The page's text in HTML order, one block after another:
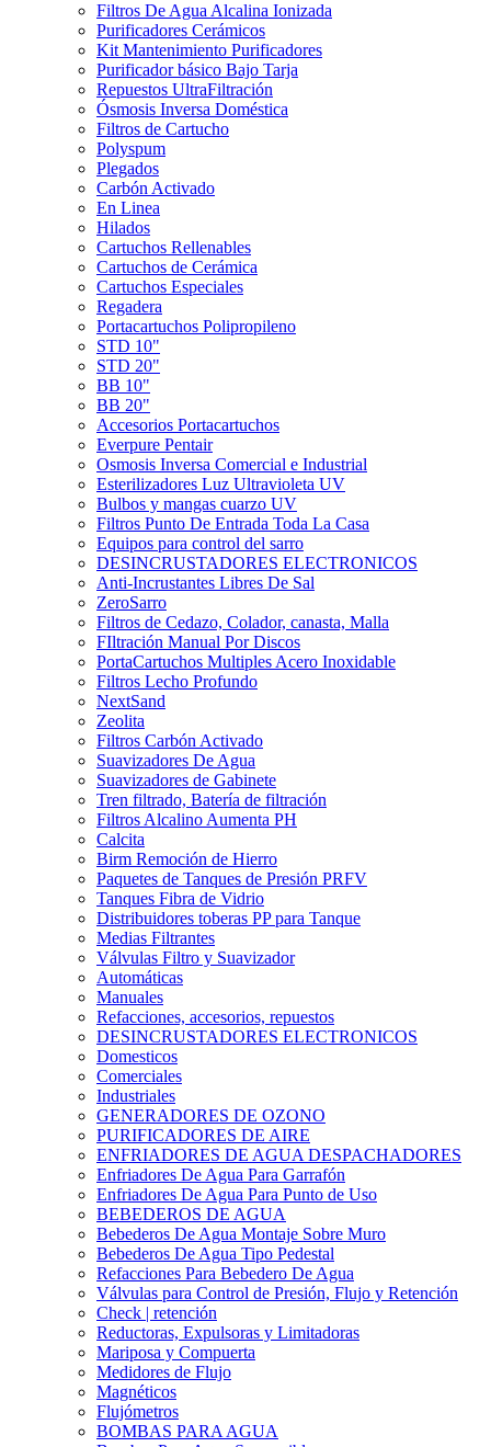
Filtros De Agua Alcalina Ionizada
Purificadores Cerámicos
Kit Mantenimiento Purificadores
Purificador básico Bajo Tarja
Repuestos UltraFiltración
Ósmosis Inversa Doméstica
Filtros de Cartucho
Polyspum
Plegados
Carbón Activado
En Linea
Hilados
Cartuchos Rellenables
Cartuchos de Cerámica
Cartuchos Especiales
Regadera
Portacartuchos Polipropileno
STD 10"
STD 20"
BB 10"
BB 20"
Accesorios Portacartuchos
Everpure Pentair
Osmosis Inversa Comercial e Industrial
Esterilizadores Luz Ultravioleta UV
Bulbos y mangas cuarzo UV
Filtros Punto De Entrada Toda La Casa
Equipos para control del sarro
DESINCRUSTADORES ELECTRONICOS
Anti-Incrustantes Libres De Sal
ZeroSarro
Filtros de Cedazo, Colador, canasta, Malla
FIltración Manual Por Discos
PortaCartuchos Multiples Acero Inoxidable
Filtros Lecho Profundo
NextSand
Zeolita
Filtros Carbón Activado
Suavizadores De Agua
Suavizadores de Gabinete
Tren filtrado, Batería de filtración
Filtros Alcalino Aumenta PH
Calcita
Birm Remoción de Hierro
Paquetes de Tanques de Presión PRFV
Tanques Fibra de Vidrio
Distribuidores toberas PP para Tanque
Medias Filtrantes
Válvulas Filtro y Suavizador
Automáticas
Manuales
Refacciones, accesorios, repuestos
DESINCRUSTADORES ELECTRONICOS
Domesticos
Comerciales
Industriales
GENERADORES DE OZONO
PURIFICADORES DE AIRE
ENFRIADORES DE AGUA DESPACHADORES
Enfriadores De Agua Para Garrafón
Enfriadores De Agua Para Punto de Uso
BEBEDEROS DE AGUA
Bebederos De Agua Montaje Sobre Muro
Bebederos De Agua Tipo Pedestal
Refacciones Para Bebedero De Agua
Válvulas para Control de Presión, Flujo y Retención
Check | retención
Reductoras, Expulsoras y Limitadoras
Mariposa y Compuerta
Medidores de Flujo
Magnéticos
Flujómetros
BOMBAS PARA AGUA